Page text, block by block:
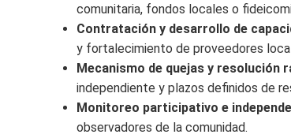
comunitaria, fondos locales o
Contratación y desarrollo de
y fortalecimiento de proveedores
Mecanismo de quejas y resolución
independiente y plazos definidos de
Monitoreo participativo e
observadores de la comunidad.